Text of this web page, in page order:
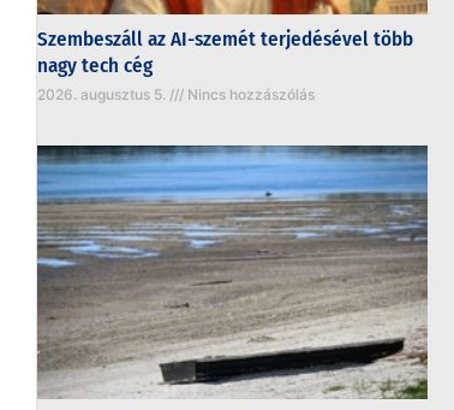
Szembeszáll az AI-szemét terjedésével több
nagy tech cég
2026. augusztus 5. Nincs hozzászólás